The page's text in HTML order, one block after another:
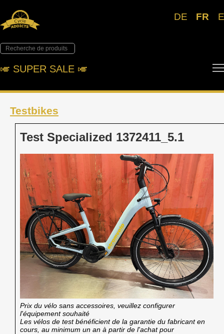
DE FR
🎺︎ SUPER SALE 🎺︎
Testbikes
Test Specialized 1372411_5.1
Prix du vélo sans accessoires, veuillez configurer
l'équipement souhaité
Les vélos de test bénéficient de la garantie du fabricant en
cours, au minimum un an à partir de l'achat pour